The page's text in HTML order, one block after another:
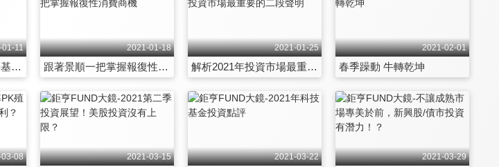
11
【神準】稱霸2021年的基金類型！
2021-01-18
跟著景順一把掌握報復性消費商機
2021-01-25
解析2021年投資市場最重要的二段聲明
2021-02-01
春季躁動 牛轉乾坤
08 2021-03-15 2021-03-22 2021-03-29